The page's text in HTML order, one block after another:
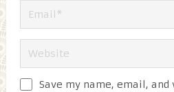
Save my name, email,